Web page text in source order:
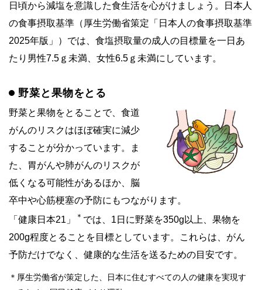
日頃から減塩を意識した食生活を心がけましょう。日本人
の食事摂取基準（厚生労働省策定「日本人の食事摂取基準
2025年版」）では、食塩摂取量の成人の目標量を一日あ
たり男性7.5ｇ未満、女性6.5ｇ未満にしています。
野菜と果物をとる
野菜と果物をとることで、食道
がんのリスクはほぼ確実に減少
することが分かっています。ま
た、胃がんや肺がんのリスクが
低くなる可能性があるほか、脳
卒中や心筋梗塞の予防にもつながります。
「健康日本21」
＊ では、1日に野菜を350g以上、果物を
200g程度とることを目標としています。これらは、がん
予防だけでなく、健康的な生活を送るための目安です。
＊ 厚生労働省が策定した、日本に住むすべての人の健康を実現す